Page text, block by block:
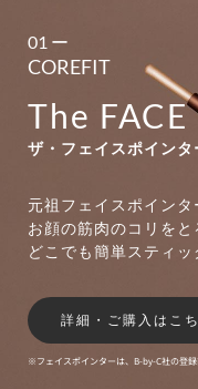
01 ー
COREFIT
The
ザ・フェイスポインタ
元祖フェイスポインタ
お顔の筋肉のコリをと
どこでも簡単スティッ
詳細・ご購入はこ
※フェイスポインターは、B-by-C社の登録